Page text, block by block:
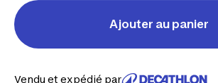
Ajouter au panier
Vendu et expédié par